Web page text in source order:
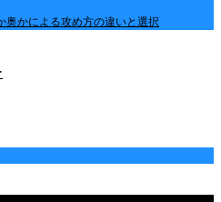
奥かによる攻め方の違いと選択